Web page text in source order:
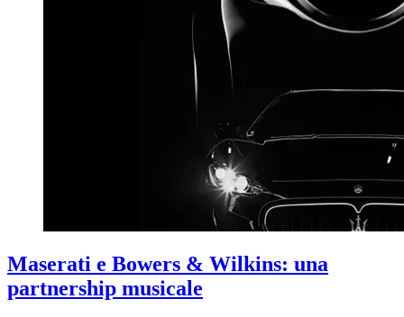
Maserati e Bowers & Wilkins: una
partnership musicale